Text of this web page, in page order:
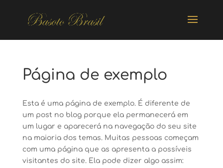
Página de exemplo
Esta é uma página de exemplo. É diferente de
um post no blog porque ela permanecerá em
um lugar e aparecerá na navegação do seu site
na maioria dos temas. Muitas pessoas começam
com uma página que as apresenta a possíveis
visitantes do site. Ela pode dizer algo assim: